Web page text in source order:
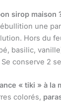
sirop maison
une
Hors du
basilic,
conserve 2
« tiki » à la
colorés,